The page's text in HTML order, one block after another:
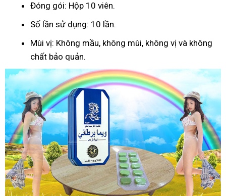
Đóng gói: Hộp 10 viên.
Số lần sử dụng: 10 lần.
Mùi vị: Không mầu, không mùi, không vị và không
chất bảo quản.